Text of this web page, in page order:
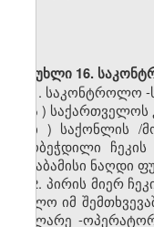
მუხლი 16.
1. საკონტროლო -
ა ) საქართველოს
ბ ) საქონლის /
ამობეჭდილი ჩეკის
შესაბამისი ნაღდი
2. პირის მიერ
ხოლო იმ
მოლარე -